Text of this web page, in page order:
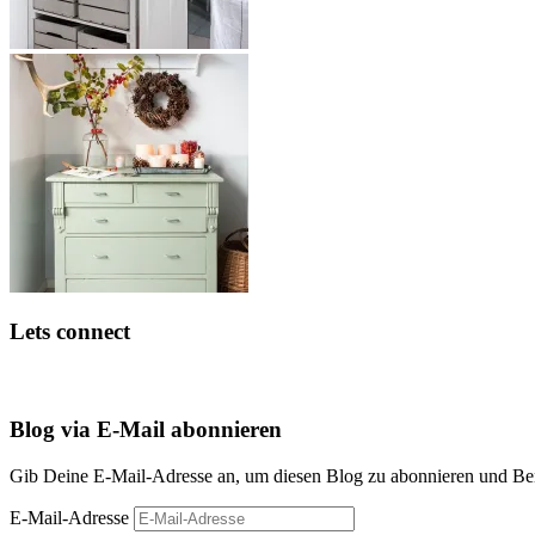
Lets connect
Blog via E-Mail abonnieren
Gib Deine E-Mail-Adresse an, um diesen Blog zu abonnieren und
E-Mail-Adresse